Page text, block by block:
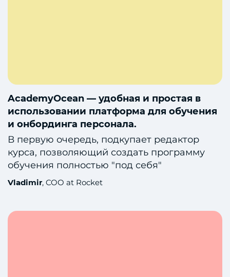
AcademyOcean — удобная и простая в
использовании платформа для обучения
и онбординга персонала.
В первую очередь, подкупает редактор
курса, позволяющий создать программу
обучения полностью "под себя"
Vladimir, COO at Rocket